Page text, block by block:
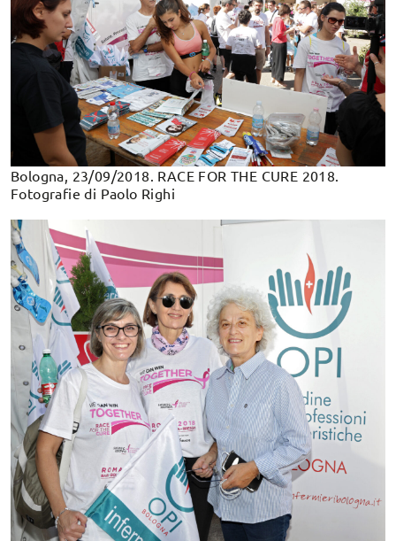
Bologna, 23/09/2018. RACE FOR THE CURE 2018.
Fotografie di Paolo Righi